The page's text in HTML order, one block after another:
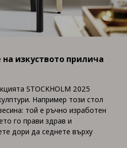
изкуството прилича
STOCKHOLM 2025
Например този стол
той е ръчно изработен
го прави здрав и
дори да седнете върху